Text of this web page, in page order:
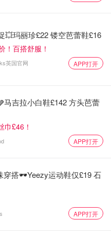
甜甜圈 1.8w
度假圣地推荐 - 没有申根
哪玩？
9075
）了解更多英国优质折
💥玛丽珍£22 镂空芭蕾鞋£16
！百搭舒服！
英国官网 APP打开
马吉拉小白鞋£142 方头芭蕾
巾£46！
APP打开
穿搭🕶️Yeezy运动鞋仅£19 石
APP打开